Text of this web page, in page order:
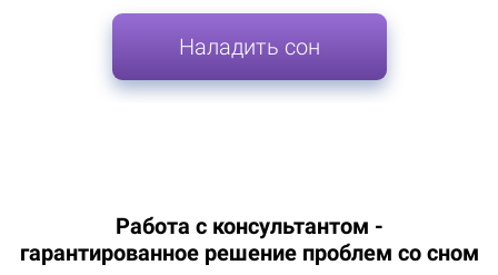
Наладить сон
Работа с консультантом -
гарантированное решение проблем со сном